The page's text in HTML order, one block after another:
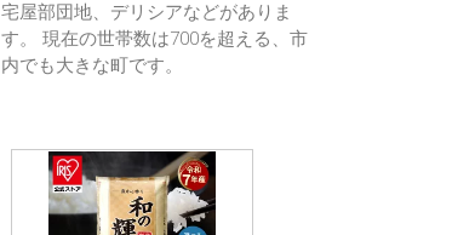
宅屋部団地、デリシアなどがありま
す。 現在の世帯数は700を超える、市
内でも大きな町です。